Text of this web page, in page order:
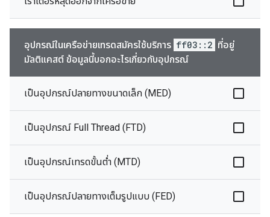
อุปกรณ์ในเครือข่ายเทรดสมัครใช้บริการ ff03::2 ที่อยู่
มัลติแคสต์ ข้อมูลนี้บอกอะไรเกี่ยวกับอุปกรณ์
เป็นอุปกรณ์ปลายทางขนาดเล็ก (MED)
เป็นอุปกรณ์ Full Thread (FTD)
เป็นอุปกรณ์เทรดขั้นต่ำ (MTD)
เป็นอุปกรณ์ปลายทางเต็มรูปแบบ (FED)